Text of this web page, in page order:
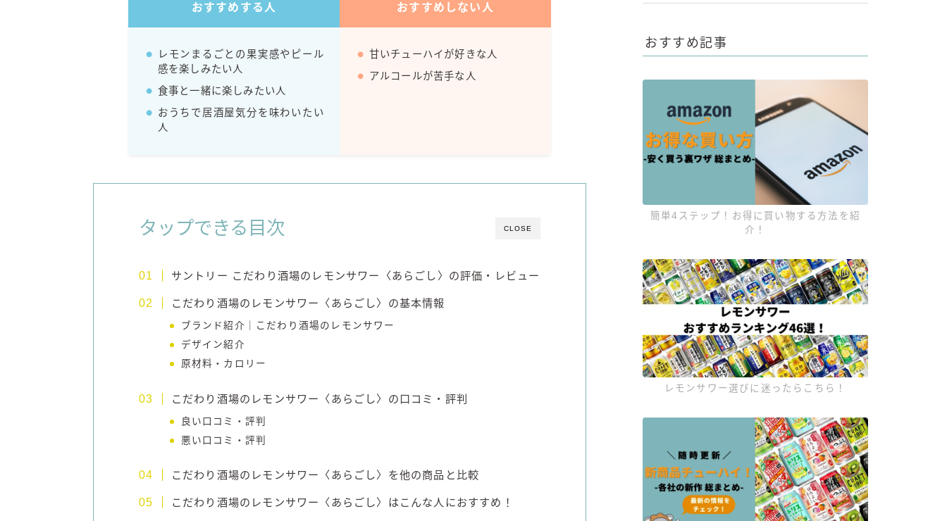
おすすめする人 おすすめしない人
レモンまるごとの果実感やピール
感を楽しみたい人
食事と一緒に楽しみたい人
おうちで居酒屋気分を味わいたい
人
甘いチューハイが好きな人
アルコールが苦手な人
CLOSE
タップできる目次
サントリー こだわり酒場のレモンサワー〈あらごし〉の評価・レビュー
こだわり酒場のレモンサワー〈あらごし〉の基本情報
ブランド紹介｜こだわり酒場のレモンサワー
デザイン紹介
原材料・カロリー
こだわり酒場のレモンサワー〈あらごし〉の口コミ・評判
良い口コミ・評判
悪い口コミ・評判
こだわり酒場のレモンサワー〈あらごし〉を他の商品と比較
こだわり酒場のレモンサワー〈あらごし〉はこんな人におすすめ！
おすすめ記事
簡単4ステップ！お得に買い物する方法を紹
介！
レモンサワー選びに迷ったらこちら！